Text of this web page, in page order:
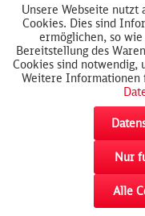
AGB
Impressum
Tracking
Unsere Webseite
Cookies. Dies sind
ermöglichen, so
Bereitstellung des
Cookies sind notwendig,
Weitere Informationen
Nur
Alle